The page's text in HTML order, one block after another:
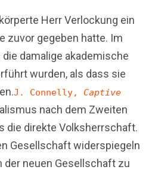
Herr Verlockung ein
zuvor gegeben hatte. Im
damalige akademische
wurden, als dass sie
J. Connelly, Captive
nach dem Zweiten
die direkte Volksherrschaft.
Gesellschaft widerspiegeln
der neuen Gesellschaft zu